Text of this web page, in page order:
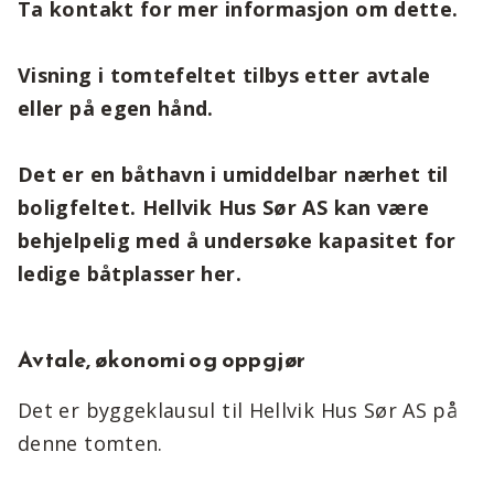
Ta kontakt for mer informasjon om dette.
Visning i tomtefeltet tilbys etter avtale
eller på egen hånd.
Det er en båthavn i umiddelbar nærhet til
boligfeltet. Hellvik Hus Sør AS kan være
behjelpelig med å undersøke kapasitet for
ledige båtplasser her.
Avtale, økonomi og oppgjør
Det er byggeklausul til Hellvik Hus Sør AS på
denne tomten.